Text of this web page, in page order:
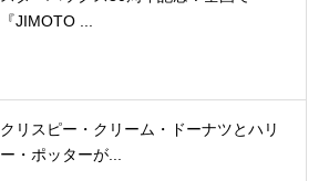
『JIMOTO ...
クリスピー・クリーム・ドーナツとハリ
ー・ポッターが...